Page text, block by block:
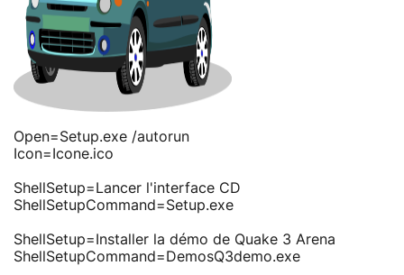
Open=Setup.exe /autorun
Icon=Icone.ico
ShellSetup=Lancer l'interface CD
ShellSetupCommand=Setup.exe
ShellSetup=Installer la démo de Quake 3 Arena
ShellSetupCommand=DemosQ3demo.exe